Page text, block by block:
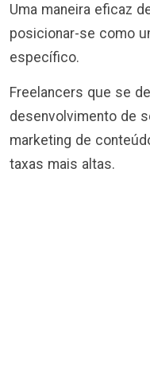
Uma maneira eficaz
posicionar-se como
específico.
Freelancers que se
desenvolvimento de
marketing de
taxas mais altas.